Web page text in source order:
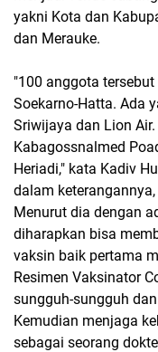
yakni Kota dan
dan Merauke.
"100 anggota
Soekarno-Hatta. Ada
Sriwijaya dan Lion
Kabagossnalmed
Heriadi," kata Kadiv
dalam
Menurut dia dengan
diharapkan bisa
vaksin baik pertama
Resimen Vaksinator
sungguh-sungguh
Kemudian menjaga
sebagai seorang